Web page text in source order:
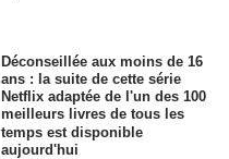
Déconseillée aux moins de 16
ans : la suite de cette série
Netflix adaptée de l'un des 100
meilleurs livres de tous les
temps est disponible
aujourd'hui